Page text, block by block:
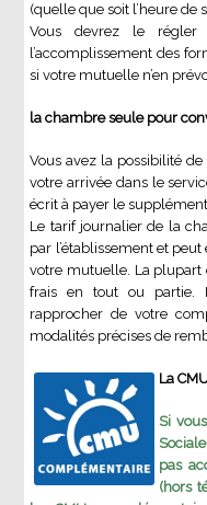
(quelle que soit l’heure de
Vous devrez le
l’accomplissement des
si votre mutuelle n’en
la chambre seule pour
Vous avez la possibilité
votre arrivée dans le
écrit à payer le
Le tarif journalier de la
par l’établissement et
votre mutuelle. La plupart
frais en tout ou partie.
rapprocher de votre
modalités précises de
La
Si
pas
(hors